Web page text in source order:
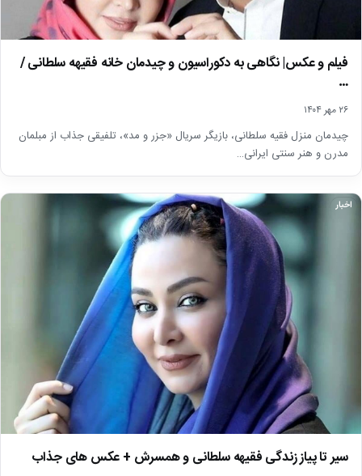
فیلم و عکس| نگاهی به دکوراسیون و چیدمان خانه فقیهه سلطانی /
…
۲۶ مهر ۱۴۰۴
چیدمان منزل فقیه سلطانی، بازیگر سریال «جزر و مد»، تلفیقی جذاب از مبلمان
مدرن و هنر سنتی ایرانی…
اخبار
سیر تا پیاز زندگی فقیهه سلطانی و همسرش + عکس های جذاب